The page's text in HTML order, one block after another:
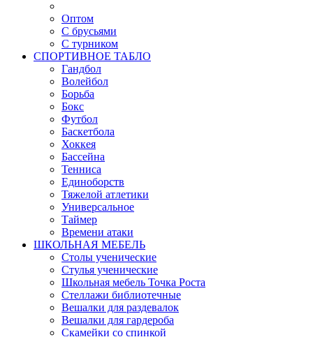
Оптом
С брусьями
С турником
СПОРТИВНОЕ ТАБЛО
Гандбол
Волейбол
Борьба
Бокс
Футбол
Баскетбола
Хоккея
Бассейна
Тенниса
Единоборств
Тяжелой атлетики
Универсальное
Таймер
Времени атаки
ШКОЛЬНАЯ МЕБЕЛЬ
Столы ученические
Стулья ученические
Школьная мебель Точка Роста
Стеллажи библиотечные
Вешалки для раздевалок
Вешалки для гардероба
Скамейки со спинкой